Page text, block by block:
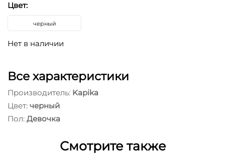
Цвет:
черный
Нет в наличии
Все характеристики
Производитель: Kapika
Цвет: черный
Пол: Девочка
Смотрите также